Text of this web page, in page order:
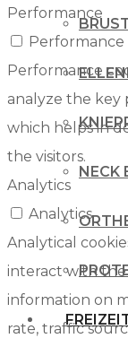
NECK
Performance
Performance
Performance
analyze the key
which helps in
the visitors.
Analytics
Analytics
Analytical
interact with the
information on
rate, traffic